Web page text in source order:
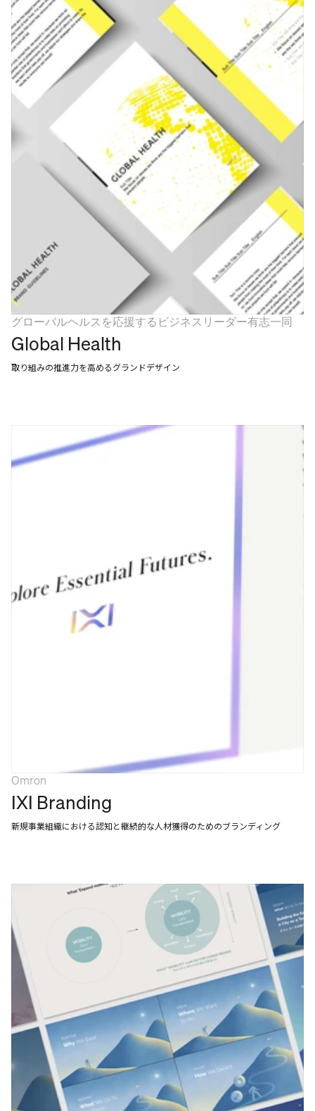
グローバルヘルスを応援するビジネスリーダー有志一同
Global Health
取り組みの推進力を高めるグランドデザイン
Omron
IXI Branding
新規事業組織における認知と継続的な人材獲得のためのブランディング